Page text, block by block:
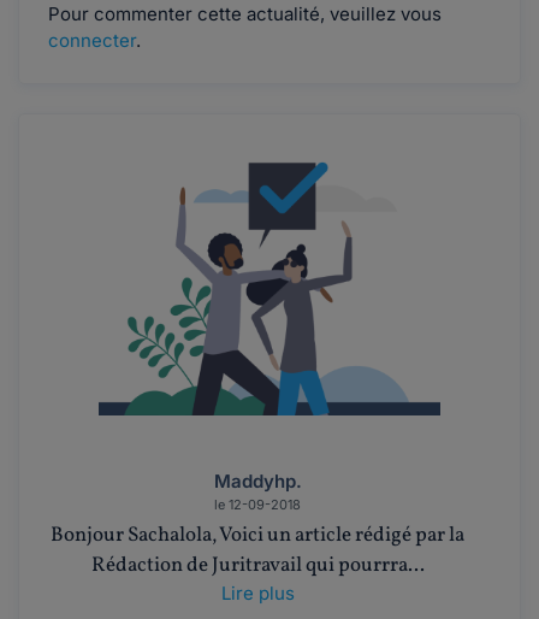
Pour commenter cette actualité, veuillez vous
connecter.
Maddyhp.
le 12-09-2018
Bonjour Sachalola, Voici un article rédigé par la
Rédaction de Juritravail qui pourrra...
Lire plus